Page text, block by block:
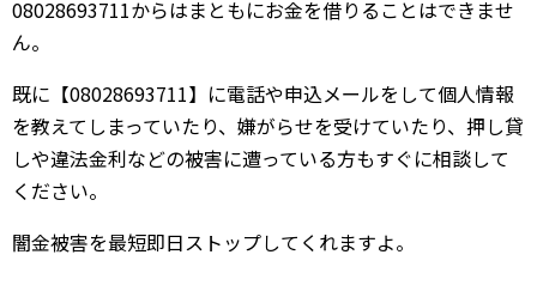
08028693711からはまともにお金を借りることはできませ
ん。
既に【08028693711】に電話や申込メールをして個人情報
を教えてしまっていたり、嫌がらせを受けていたり、押し貸
しや違法金利などの被害に遭っている方もすぐに相談して
ください。
闇金被害を最短即日ストップしてくれますよ。